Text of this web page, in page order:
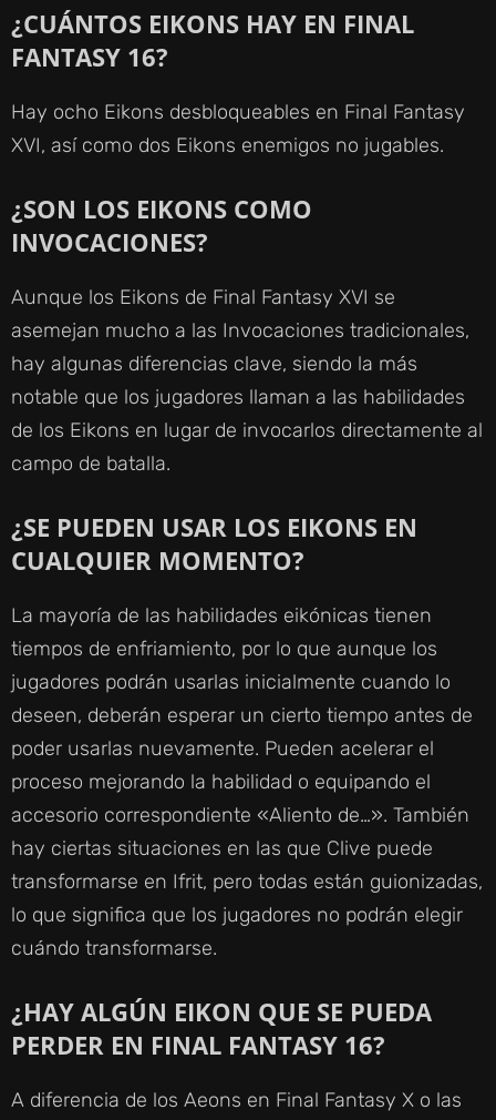
¿CUÁNTOS EIKONS HAY EN FINAL
FANTASY 16?
Hay ocho Eikons desbloqueables en Final Fantasy
XVI, así como dos Eikons enemigos no jugables.
¿SON LOS EIKONS COMO
INVOCACIONES?
Aunque los Eikons de Final Fantasy XVI se
asemejan mucho a las Invocaciones tradicionales,
hay algunas diferencias clave, siendo la más
notable que los jugadores llaman a las habilidades
de los Eikons en lugar de invocarlos directamente al
campo de batalla.
¿SE PUEDEN USAR LOS EIKONS EN
CUALQUIER MOMENTO?
La mayoría de las habilidades eikónicas tienen
tiempos de enfriamiento, por lo que aunque los
jugadores podrán usarlas inicialmente cuando lo
deseen, deberán esperar un cierto tiempo antes de
poder usarlas nuevamente. Pueden acelerar el
proceso mejorando la habilidad o equipando el
accesorio correspondiente «Aliento de…». También
hay ciertas situaciones en las que Clive puede
transformarse en Ifrit, pero todas están guionizadas,
lo que significa que los jugadores no podrán elegir
cuándo transformarse.
¿HAY ALGÚN EIKON QUE SE PUEDA
PERDER EN FINAL FANTASY 16?
A diferencia de los Aeons en Final Fantasy X o las